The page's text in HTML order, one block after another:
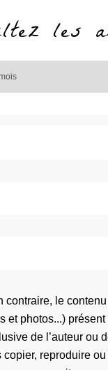
les
contraire, le
et photos...)
de l’auteur ou
copier, reproduire